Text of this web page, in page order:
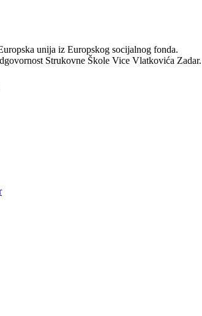
unija iz Europskog socijalnog fonda.
Strukovne Škole Vice Vlatkovića Zadar.